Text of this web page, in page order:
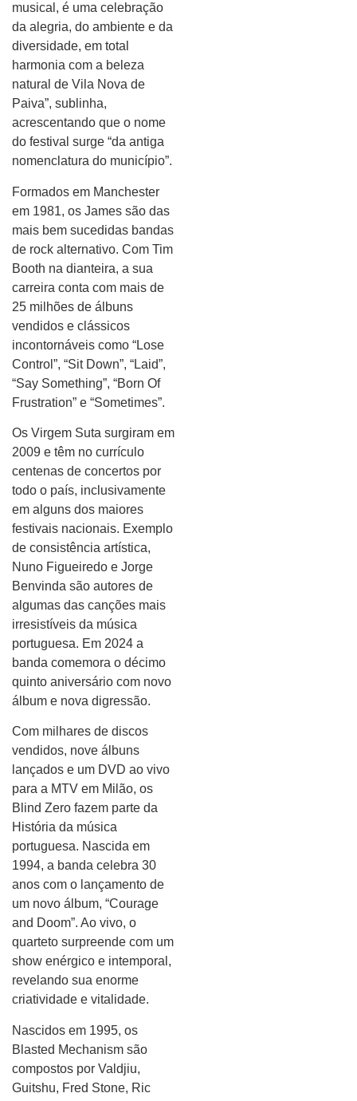
musical, é uma celebração
da alegria, do ambiente e da
diversidade, em total
harmonia com a beleza
natural de Vila Nova de
Paiva”, sublinha,
acrescentando que o nome
do festival surge “da antiga
nomenclatura do município”.
Formados em Manchester
em 1981, os James são das
mais bem sucedidas bandas
de rock alternativo. Com Tim
Booth na dianteira, a sua
carreira conta com mais de
25 milhões de álbuns
vendidos e clássicos
incontornáveis como “Lose
Control”, “Sit Down”, “Laid”,
“Say Something”, “Born Of
Frustration” e “Sometimes”.
Os Virgem Suta surgiram em
2009 e têm no currículo
centenas de concertos por
todo o país, inclusivamente
em alguns dos maiores
festivais nacionais. Exemplo
de consistência artística,
Nuno Figueiredo e Jorge
Benvinda são autores de
algumas das canções mais
irresistíveis da música
portuguesa. Em 2024 a
banda comemora o décimo
quinto aniversário com novo
álbum e nova digressão.
Com milhares de discos
vendidos, nove álbuns
lançados e um DVD ao vivo
para a MTV em Milão, os
Blind Zero fazem parte da
História da música
portuguesa. Nascida em
1994, a banda celebra 30
anos com o lançamento de
um novo álbum, “Courage
and Doom”. Ao vivo, o
quarteto surpreende com um
show enérgico e intemporal,
revelando sua enorme
criatividade e vitalidade.
Nascidos em 1995, os
Blasted Mechanism são
compostos por Valdjiu,
Guitshu, Fred Stone, Ric